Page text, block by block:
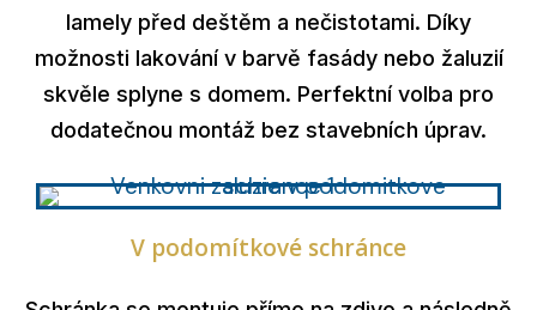
lamely před deštěm a nečistotami. Díky
možnosti lakování v barvě fasády nebo žaluzií
skvěle splyne s domem. Perfektní volba pro
dodatečnou montáž bez stavebních úprav.
V podomítkové schránce